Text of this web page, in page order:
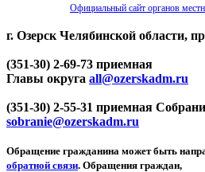
Официальный сайт органов
г. Озерск Челябинской области,
(351-30) 2-69-73 приемная
Главы округа all@ozerskadm.ru
(351-30) 2-55-31 приемная
sobranie@ozerskadm.ru
Обращение гражданина может быть
обратной связи. Обращения граждан,